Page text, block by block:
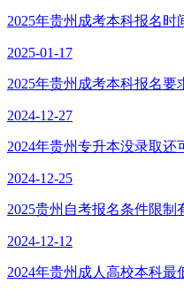
2025年贵州成考本科报名时
2025-01-17
2025年贵州成考本科报名要
2024-12-27
2024年贵州专升本没录取还
2024-12-25
2025贵州自考报名条件限制
2024-12-12
2024年贵州成人高校本科最